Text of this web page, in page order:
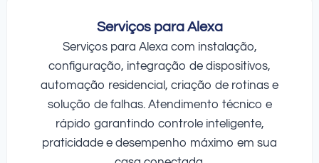
Serviços para Alexa
Serviços para Alexa com instalação,
configuração, integração de dispositivos,
automação residencial, criação de rotinas e
solução de falhas. Atendimento técnico e
rápido garantindo controle inteligente,
praticidade e desempenho máximo em sua